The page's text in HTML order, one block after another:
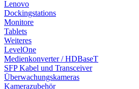
Lenovo
Dockingstations
Monitore
Tablets
Weiteres
LevelOne
Medienkonverter / HDBaseT
SFP Kabel und Transceiver
Überwachungskameras
Kamerazubehör